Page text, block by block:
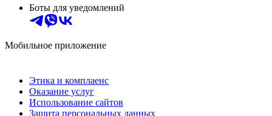
Боты для уведомлений
Мобильное приложение
Этика и комплаенс
Оказание услуг
Использование сайтов
Защита персональных данных